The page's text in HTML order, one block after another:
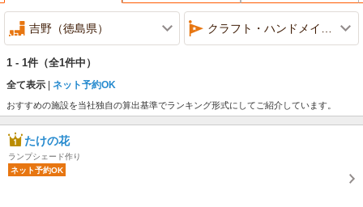
吉野（徳島県） クラフト・ハンドメイド・ワークショップ
1 - 1件 （全1件中）
全て表示 ネット予約OK
おすすめの施設を当社独自の算出基準でランキング形式にしてご紹介しています。
たけの花
ランプシェード作り
ネット予約OK